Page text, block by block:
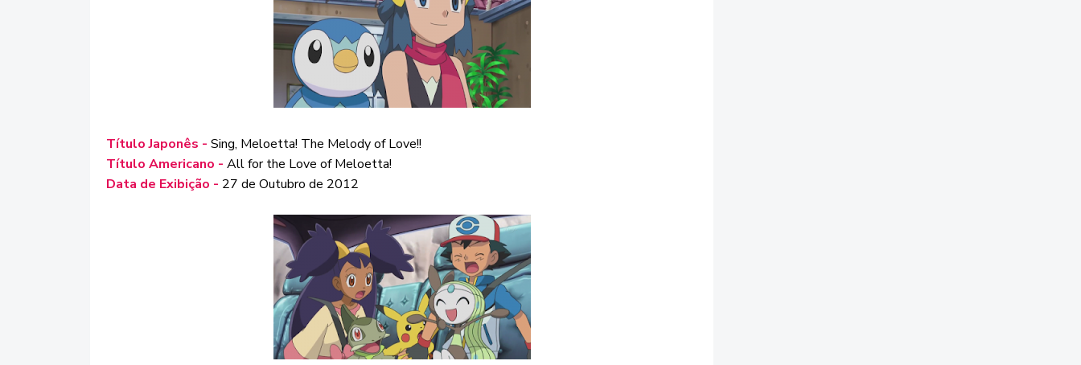
Título Japonês - Sing, Meloetta! The Melody of Love!!
Título Americano - All for the Love of Meloetta!
Data de Exibição - 27 de Outubro de 2012